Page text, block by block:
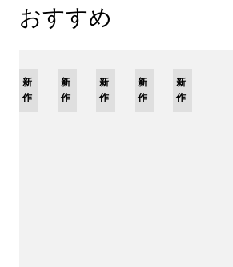
おすすめ
新
作
新
作
新
作
新
作
新
作